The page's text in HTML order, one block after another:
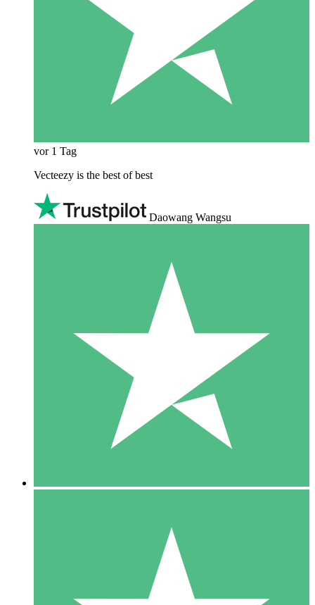
vor 1 Tag
Vecteezy is the best of best
Daowang Wangsu